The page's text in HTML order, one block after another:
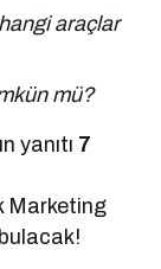
araçlar
mü?
yanıtı 7
Marketing